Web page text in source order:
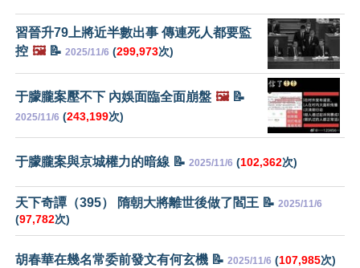
習晉升79上將近半數出事 傳連死人都要監
控 🖼️📝 2025/11/6 (299,973次)
于朦朧案壓不下 內娛面臨全面崩盤 🖼️📝
2025/11/6 (243,199次)
于朦朧案與京城權力的暗線 📝 2025/11/6 (102,362次)
天下奇譚（395） 隋朝大將離世後做了閻王 📝 2025/11/6
(97,782次)
胡春華在幾名常委前發文有何玄機 📝 2025/11/6 (107,985次)